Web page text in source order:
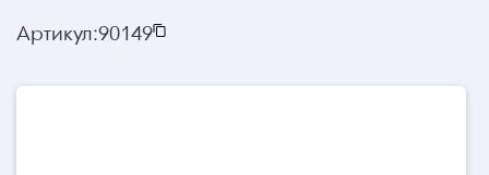
Артикул:90149